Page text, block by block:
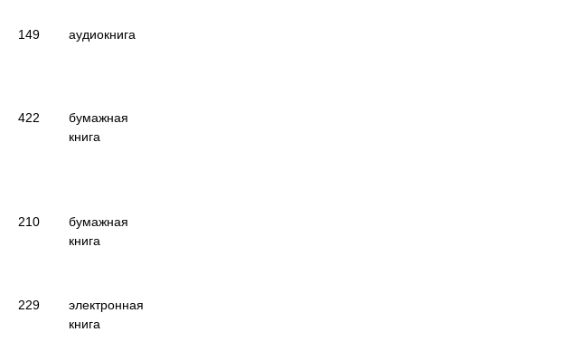
149 аудиокнига
422
бумажная
книга
210
бумажная
книга
229
электронная
книга